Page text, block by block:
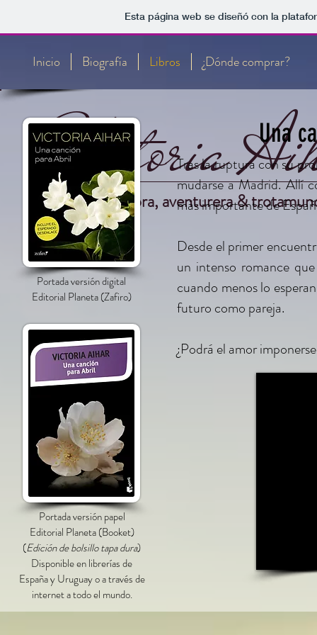
Esta página web se diseñó con la
Inicio Biografía Libros ¿Dónde comprar?
Victoria
Escritora, aventurera &
Portada versión digital
Editorial Planeta (Zafiro)
Portada versión papel
Editorial Planeta (Booket)
(Edición de bolsillo tapa dura)
Disponible en librerías de
España y Uruguay o a través de
internet a todo el mundo.
Una
Tras la ruptura con su
mudarse a Madrid. Allí
más importante de
Desde el primer
un intenso romance
cuando menos lo
futuro como pareja.
¿Podrá el amor